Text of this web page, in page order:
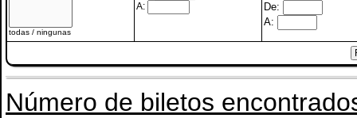
todas / ningunas
A:
De:
A:
Número de biletos